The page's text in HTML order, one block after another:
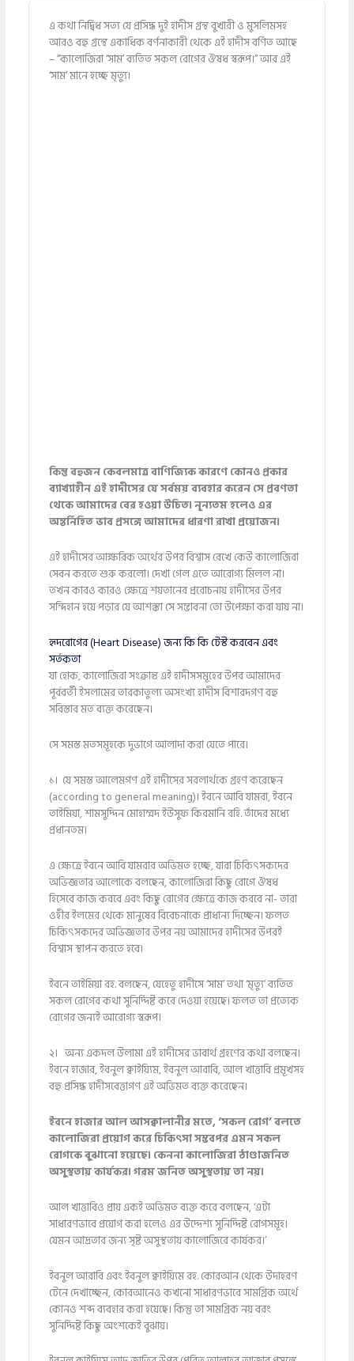
এ কথা নির্দ্বিধ সত্য যে প্রসিদ্ধ দুই হাদীস গ্রন্থ বুখারী ও মুসলিমসহ
আরও বহু গ্রন্থে একাধিক বর্ণনাকারী থেকে এই হাদীস বর্ণিত আছে
– ”কালোজিরা ‘সাম’ ব্যতিত সকল রোগের ঔষধ স্বরূপ।” আর এই
‘সাম’ মানে হচ্ছে মৃত্যু।
কিন্তু বহুজন কেবলমাত্র বাণিজ্যিক কারণে কোনও প্রকার
ব্যাখ্যাহীন এই হাদীসের যে সর্বময় ব্যবহার করেন সে প্রবণতা
থেকে আমাদের বের হওয়া উচিত। নূন্যতম হলেও এর
অন্তর্নিহিত ভাব প্রসঙ্গে আমাদের ধারণা রাখা প্রয়োজন।
এই হাদীসের আক্ষরিক অর্থের উপর বিশ্বাস রেখে কেউ কালোজিরা
সেবন করতে শুরু করলো। দেখা গেল এতে আরোগ্য মিলল না।
তখন কারও কারও ক্ষেত্রে শয়তানের প্ররোচনায় হাদীসের উপর
সন্দিহান হয়ে পড়ার যে আশঙ্কা সে সম্ভাবনা তো উপেক্ষা করা যায় না।
হৃদরোগের (Heart Disease) জন্য কি কি টেস্ট করবেন এবং
সর্তকতা
যা হোক, কালোজিরা সংক্রান্ত এই হাদীসসমূহের উপর আমাদের
পূর্ববর্তী ইসলামের তারকাতুল্য অসংখ্য হাদীস বিশারদগণ বহু
সবিস্তার মত ব্যক্ত করেছেন।
সে সমস্ত মতসমূহকে দুভাগে আলাদা করা যেতে পারে।
১। যে সমস্ত আলেমগণ এই হাদীসের সরলার্থকে গ্রহণ করেছেন
(according to general meaning)। ইবনে আবি যামরা, ইবনে
তাইমিয়া, শামসুদ্দিন মোহাম্মদ ইউসুফ কিরমানি রহি. তাঁদের মধ্যে
প্রধানতম।
এ ক্ষেত্রে ইবনে আবি যামরার অভিমত হচ্ছে, যারা চিকিৎসকদের
অভিজ্ঞতার আলোকে বলছেন, কালোজিরা কিছু রোগে ঔষধ
হিসেবে কাজ করবে এবং কিছু রোগের ক্ষেত্রে কাজ করবে না- তারা
ওহীর ইলমের থেকে মানুষের বিবেচনাকে প্রাধান্য দিচ্ছেন। ফলত
চিকিৎসকদের অভিজ্ঞতার উপর নয় আমাদের হাদীসের উপরই
বিশ্বাস স্থাপন করতে হবে।
ইবনে তাইমিয়া রহ. বলছেন, যেহেতু হাদীসে ‘সাম’ তথা ‘মৃত্যু’ ব্যতিত
সকল রোগের কথা সুনির্দ্দিষ্ট করে দেওয়া হয়েছে। ফলত তা প্রত্যেক
রোগের জন্যই আরোগ্য স্বরূপ।
২। অন্য একদল উলামা এই হাদীসের ভাবার্থ গ্রহণের কথা বলছেন।
ইবনে হাজার, ইবনুল ক্বাইয়্যিম, ইবনুল আরাবি, আল খাত্তাবি প্রমূখসহ
বহু প্রসিদ্ধ হাদীসবেত্তাগণ এই অভিমত ব্যক্ত করেছেন।
ইবনে হাজার আল আসক্বালানীর মতে, ‘সকল রোগ’ বলতে
কালোজিরা প্রয়োগ করে চিকিৎসা সম্ভবপর এমন সকল
রোগকে বুঝানো হয়েছে। কেননা কালোজিরা ঠাণ্ডাজনিত
অসুস্থতায় কার্যকর। গরম জনিত অসুস্থতায় তা নয়।
আল খাত্তাবিও প্রায় একই অভিমত ব্যক্ত করে বলছেন, ‘এটা
সাধারণভাবে প্রয়োগ করা হলেও এর উদ্দেশ্য সুনির্দ্দিষ্ট রোগসমূহ।
যেমন আদ্রতার জন্য সৃষ্ট অসুস্থতায় কালোজিরে কার্যকর।’
ইবনুল আরাবি এবং ইবনুল ক্বাইয়্যিম রহ. কোরআন থেকে উদাহরণ
টেনে দেখাচ্ছেন, কোরআনেও কখনো সাধারণভাবে সামগ্রিক অর্থে
কোনও শব্দ ব্যবহার করা হয়েছে। কিন্তু তা সামগ্রিক নয় বরং
সুনির্দ্দিষ্ট কিছু অংশকেই বুঝায়।